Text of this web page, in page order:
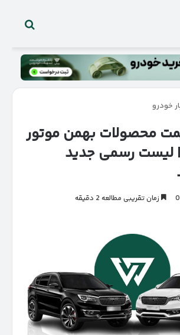
خودرو
محصولات بهمن موتور
مهر ۱۴۰۴ | لیست رسمی جدید
0 زمان تقریبی مطالعه 2 دقیقه